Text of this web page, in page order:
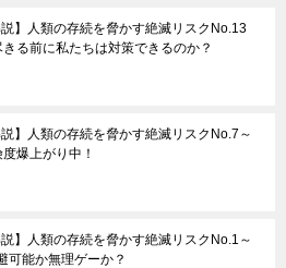
説】人類の存続を脅かす絶滅リスクNo.13
る前に私たちは対策できるのか？
説】人類の存続を脅かす絶滅リスクNo.7～
爆上がり中！
説】人類の存続を脅かす絶滅リスクNo.1～
可能か無理ゲーか？